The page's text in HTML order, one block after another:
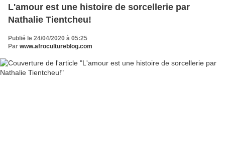
L'amour est une histoire de sorcellerie par
Nathalie Tientcheu!
Publié le 24/04/2020 à 05:25
Par www.afrocultureblog.com